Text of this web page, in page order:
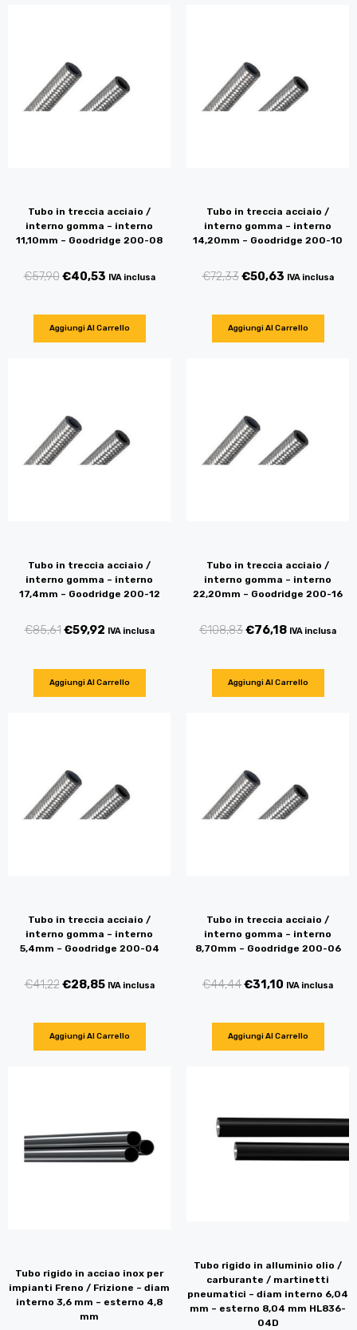
Tubo in treccia acciaio /
interno gomma – interno
11,10mm – Goodridge 200-08
€57,90€40,53 IVA inclusa
Aggiungi Al Carrello
Tubo in treccia acciaio /
interno gomma – interno
14,20mm – Goodridge 200-10
€72,33€50,63 IVA inclusa
Aggiungi Al Carrello
Tubo in treccia acciaio /
interno gomma – interno
17,4mm – Goodridge 200-12
€85,61€59,92 IVA inclusa
Aggiungi Al Carrello
Tubo in treccia acciaio /
interno gomma – interno
22,20mm – Goodridge 200-16
€108,83€76,18 IVA inclusa
Aggiungi Al Carrello
Tubo in treccia acciaio /
interno gomma – interno
5,4mm – Goodridge 200-04
€41,22€28,85 IVA inclusa
Aggiungi Al Carrello
Tubo in treccia acciaio /
interno gomma – interno
8,70mm – Goodridge 200-06
€44,44€31,10 IVA inclusa
Aggiungi Al Carrello
Tubo rigido in acciao inox per
impianti Freno / Frizione – diam
interno 3,6 mm – esterno 4,8
mm
Tubo rigido in alluminio olio /
carburante / martinetti
pneumatici – diam interno 6,04
mm – esterno 8,04 mm HL836-
04D